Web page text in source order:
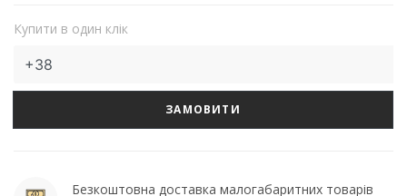
Купити в один клік
ЗАМОВИТИ
Безкоштовна доставка малогабаритних товарів